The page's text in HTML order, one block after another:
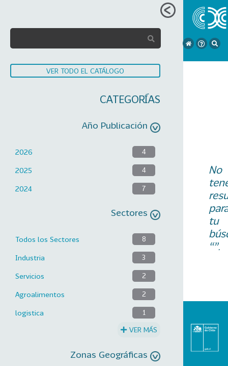
VER TODO EL CATÁLOGO
CATEGORÍAS
Año Publicación
2026 4
2025 4
2024 7
Sectores
Todos los Sectores 8
Industria 3
Servicios 2
Agroalimentos 2
logistica 1
VER MÁS
Zonas Geográficas
No
tu
“”.